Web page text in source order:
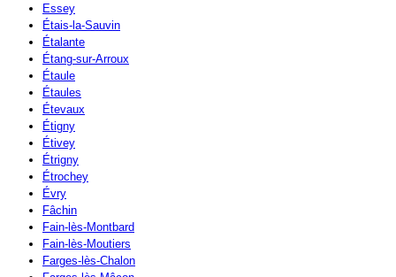
Essey
Étais-la-Sauvin
Étalante
Étang-sur-Arroux
Étaule
Étaules
Étevaux
Étigny
Étivey
Étrigny
Étrochey
Évry
Fâchin
Fain-lès-Montbard
Fain-lès-Moutiers
Farges-lès-Chalon